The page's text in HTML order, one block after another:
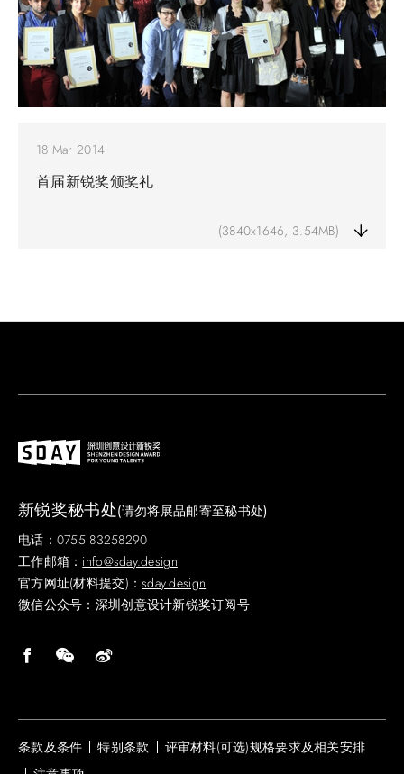
18 Mar 2014
首届新锐奖颁奖礼
(3840x1646, 3.54MB)
新锐奖秘书处(请勿将展品邮寄至秘书处)
电话：0755 83258290
工作邮箱： info@sday.design
官方网址(材料提交)：sday.design
微信公众号：深圳创意设计新锐奖订阅号
条款及条件 特别条款
评审材料(可选)规格要求及相关安排